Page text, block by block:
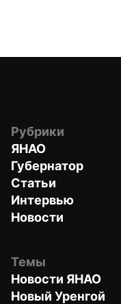
Рубрики
ЯНАО
Губернатор
Статьи
Интервью
Новости
Темы
Новости ЯНАО
Новый Уренгой